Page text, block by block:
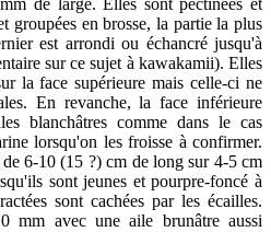
de large. Elles sont pectinées et
groupées en brosse, la partie la plus
est arrondi ou échancré jusqu'à
sur ce sujet à kawakamii). Elles
la face supérieure mais celle-ci ne
En revanche, la face inférieure
blanchâtres comme dans le cas
lorsqu'on les froisse à confirmer.
6-10 (15 ?) cm de long sur 4-5 cm
sont jeunes et pourpre-foncé à
sont cachées par les écailles.
mm avec une aile brunâtre aussi